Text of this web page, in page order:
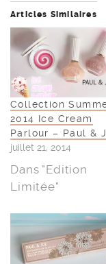
Articles Similaires
Collection
2014 Ice Cream
Parlour – Paul &
juillet 21, 2014
Dans "Edition
Limitée"